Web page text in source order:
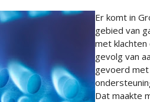
Er komt in
gebied van
met klachten
gevolg van
gevoerd
Dat maakte